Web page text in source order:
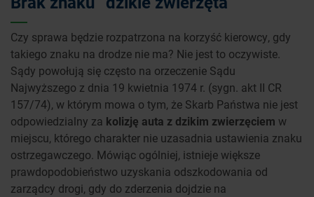
Czy sprawa będzie rozpatrzona na korzyść kierowcy, gdy
takiego znaku na drodze nie ma? Nie jest to oczywiste.
Sądy powołują się często na orzeczenie Sądu
Najwyższego z dnia 19 kwietnia 1974 r. (sygn. akt II CR
157/74), w którym mowa o tym, że Skarb Państwa nie jest
odpowiedzialny za kolizję auta z dzikim zwierzęciem w
miejscu, którego charakter nie uzasadnia ustawienia znaku
ostrzegawczego. Mówiąc ogólniej, istnieje większe
prawdopodobieństwo uzyskania odszkodowania od
zarządcy drogi, gdy do zderzenia dojdzie na